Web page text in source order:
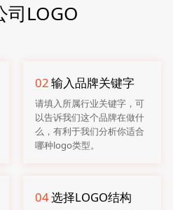
司LOGO
02输入品牌关键字
请填入所属行业关键字，可
以告诉我们这个品牌在做什
么，有利于我们分析你适合
哪种logo类型。
04选择LOGO结构